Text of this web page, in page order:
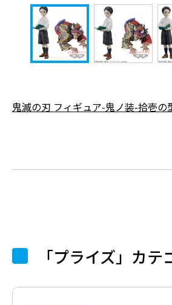
鬼滅の刃 フィギュア-鬼ノ装-拾壱の
「プライズ」カ